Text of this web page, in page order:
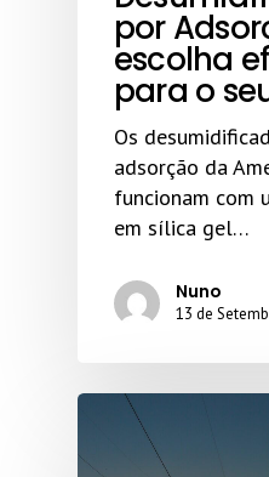
por
escolha
para o
Os
adsorção da
funcionam com
em sílica gel…
Nuno
13 de